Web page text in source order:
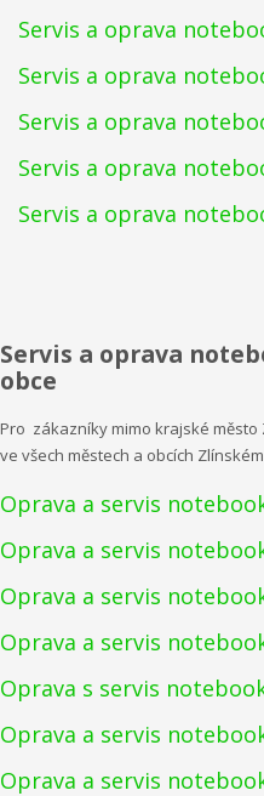
Servis a oprava
Servis a oprava
Servis a oprava
Servis a oprava
Servis a oprava
Servis a oprava
obce
Pro zákazníky mimo krajské
ve všech městech a obcích
Oprava a servis
Oprava a servis
Oprava a servis
Oprava a servis
Oprava s servis
Oprava a servis
Oprava a servis